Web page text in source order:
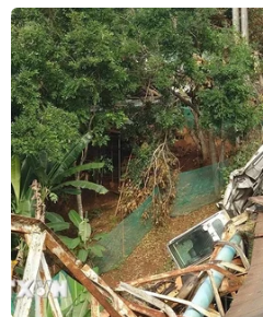
#Trung tâm tài chính
#Fintech
#Công ty công nghệ tài chính
Tp. Hồ Chí Minh